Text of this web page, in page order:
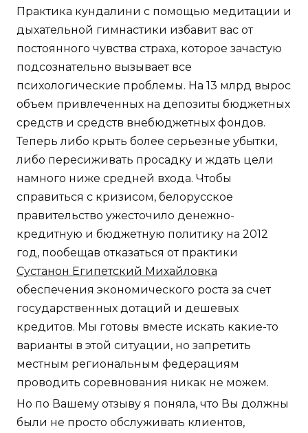
Практика кундалини с помощью медитации и
дыхательной гимнастики избавит вас от
постоянного чувства страха, которое зачастую
подсознательно вызывает все
психологические проблемы. На 13 млрд вырос
объем привлеченных на депозиты бюджетных
средств и средств внебюджетных фондов.
Теперь либо крыть более серьезные убытки,
либо пересиживать просадку и ждать цели
намного ниже средней входа. Чтобы
справиться с кризисом, белорусское
правительство ужесточило денежно-
кредитную и бюджетную политику на 2012
год, пообещав отказаться от практики
Сустанон Египетский Михайловка
обеспечения экономического роста за счет
государственных дотаций и дешевых
кредитов. Мы готовы вместе искать какие-то
варианты в этой ситуации, но запретить
местным региональным федерациям
проводить соревнования никак не можем.
Но по Вашему отзыву я поняла, что Вы должны
были не просто обслуживать клиентов,